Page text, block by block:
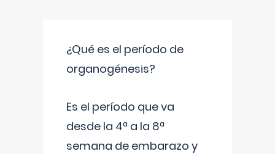
¿Qué es el período de
organogénesis?
Es el período que va
desde la 4ª a la 8ª
semana de embarazo y